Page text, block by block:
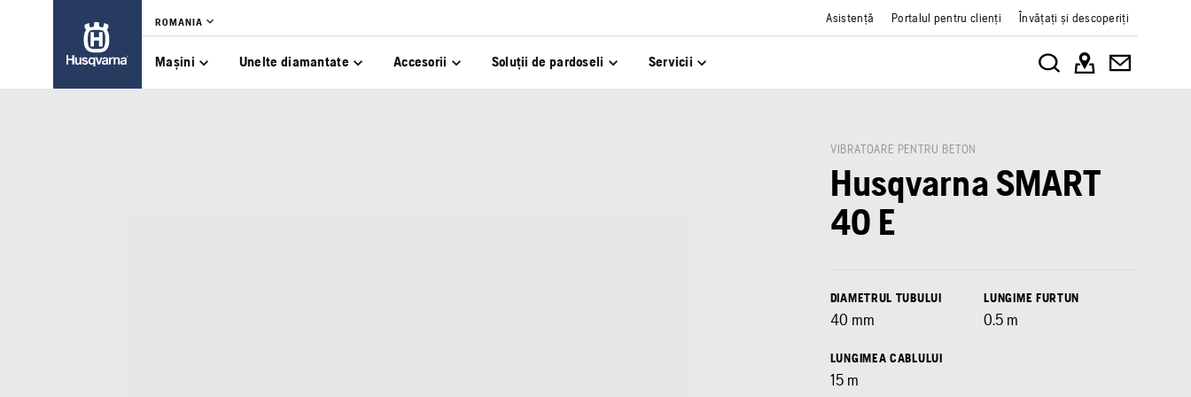
ROMANIA Asistență Portalul pentru clienți Învățați și descoperiți
Mașini Unelte diamantate Accesorii Soluții de pardoseli Servicii
VIBRATOARE PENTRU BETON
Husqvarna SMART
40 E
DIAMETRUL TUBULUI
40 mm
LUNGIME FURTUN
0.5 m
LUNGIMEA CABLULUI
15 m